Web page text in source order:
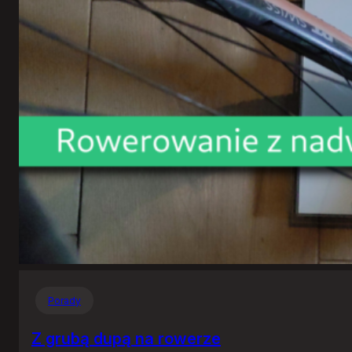
Porady
Z grubą dupą na rowerze